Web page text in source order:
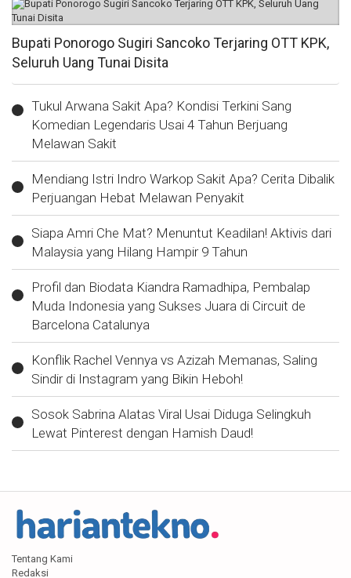
Bupati Ponorogo Sugiri Sancoko Terjaring OTT KPK,
Seluruh Uang Tunai Disita
Tukul Arwana Sakit Apa? Kondisi Terkini Sang
Komedian Legendaris Usai 4 Tahun Berjuang
Melawan Sakit
Mendiang Istri Indro Warkop Sakit Apa? Cerita Dibalik
Perjuangan Hebat Melawan Penyakit
Siapa Amri Che Mat? Menuntut Keadilan! Aktivis dari
Malaysia yang Hilang Hampir 9 Tahun
Profil dan Biodata Kiandra Ramadhipa, Pembalap
Muda Indonesia yang Sukses Juara di Circuit de
Barcelona Catalunya
Konflik Rachel Vennya vs Azizah Memanas, Saling
Sindir di Instagram yang Bikin Heboh!
Sosok Sabrina Alatas Viral Usai Diduga Selingkuh
Lewat Pinterest dengan Hamish Daud!
Tentang Kami
Redaksi